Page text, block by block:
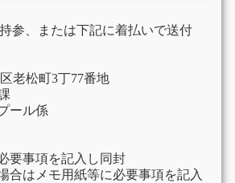
参、または下記に着払いで送付
老松町3丁77番地
ール係
要事項を記入し同封
合はメモ用紙等に必要事項を記入